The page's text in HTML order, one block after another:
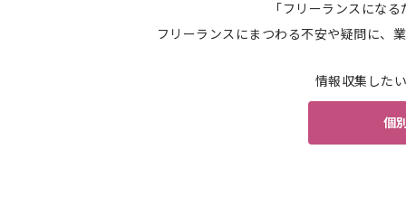
「フリーランスにな
フリーランスにまつわる不安や疑問に、
情報収集した
個